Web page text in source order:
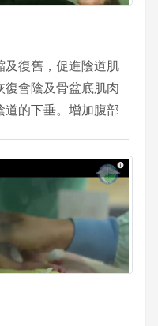
及復舊，促進陰道肌
復會陰及骨盆底肌肉
道的下垂。增加腹部